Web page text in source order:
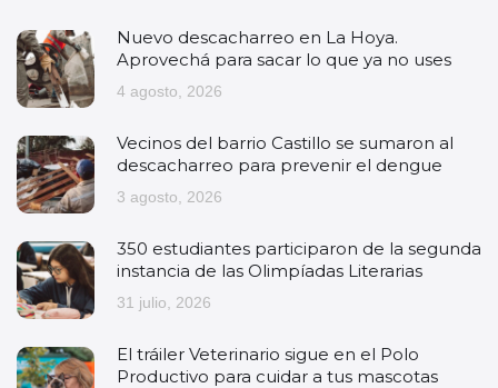
Nuevo descacharreo en La Hoya.
Aprovechá para sacar lo que ya no uses
4 agosto, 2026
Vecinos del barrio Castillo se sumaron al
descacharreo para prevenir el dengue
3 agosto, 2026
350 estudiantes participaron de la segunda
instancia de las Olimpíadas Literarias
31 julio, 2026
El tráiler Veterinario sigue en el Polo
Productivo para cuidar a tus mascotas